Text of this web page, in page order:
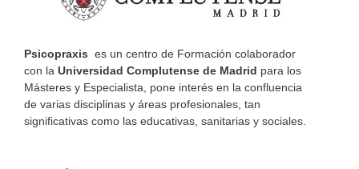
Psicopraxis es un centro de Formación colaborador
con la Universidad Complutense de Madrid para los
Másteres y Especialista, pone interés en la confluencia
de varias disciplinas y áreas profesionales, tan
significativas como las educativas, sanitarias y sociales.